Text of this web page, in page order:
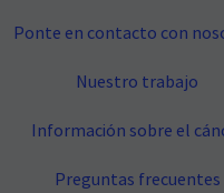
Ponte en contacto con
Nuestro trabajo
Información sobre el
Preguntas frecuentes